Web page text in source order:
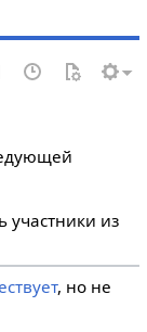
участники из
, но не